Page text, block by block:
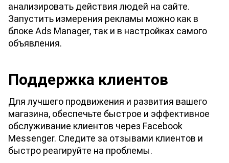
анализировать действия людей на сайте.
Запустить измерения рекламы можно как в
блоке Ads Manager, так и в настройках самого
объявления.
Поддержка клиентов
Для лучшего продвижения и развития вашего
магазина, обеспечьте быстрое и эффективное
обслуживание клиентов через Facebook
Messenger. Следите за отзывами клиентов и
быстро реагируйте на проблемы.